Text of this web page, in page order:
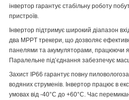
інвертор гарантує стабільну роботу
пристроїв.
Інвертор підтримує широкий діапазон
два MPPT трекери, що дозволяє
панелями та акумуляторами, працюючи
Паралельне під’єднання забезпечує
Захист IP66 гарантує повну
водяних струменів. Інвертор працює в
умовах від -40°C до +60°C. Час